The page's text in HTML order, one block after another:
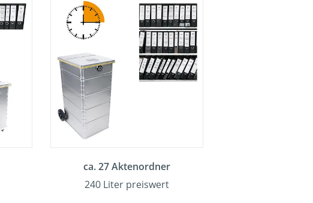
ca. 27 Aktenordner
240 Liter preiswert